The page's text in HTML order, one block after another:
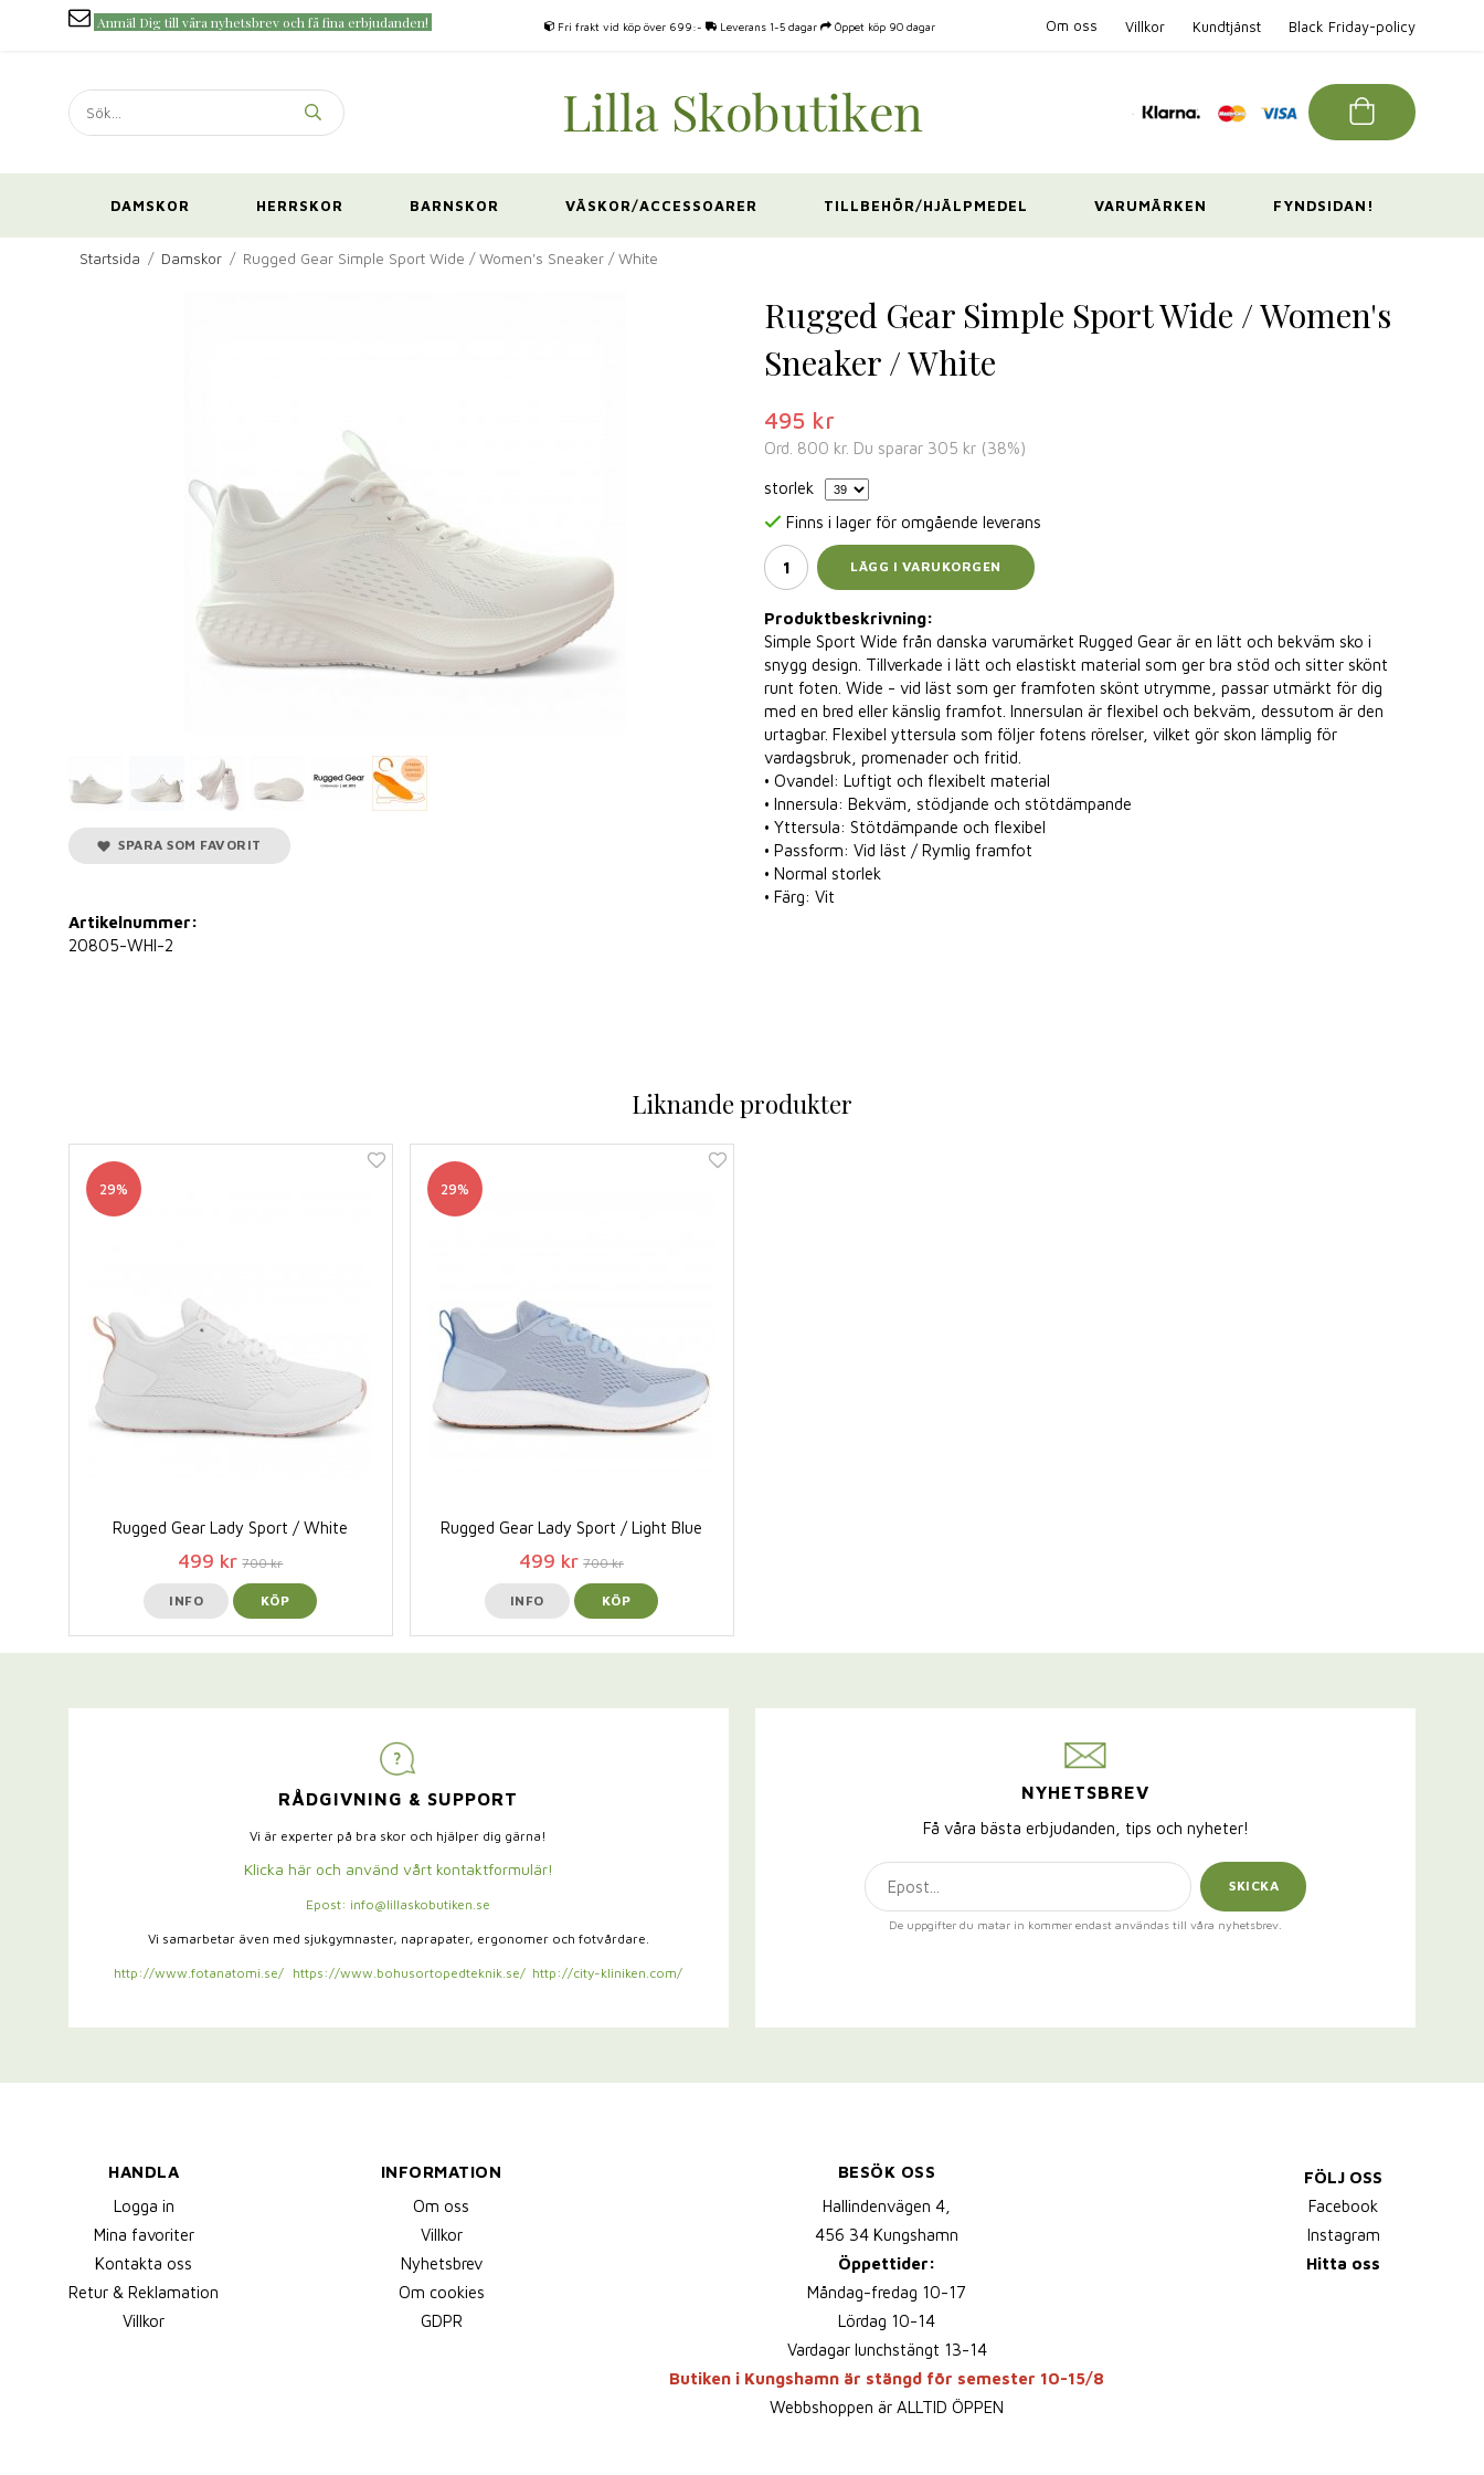
Anmäl Dig till våra nyhetsbrev och få fina erbjudanden! Fri frakt vid köp över 699:- Leverans 1-5 dagar Öppet köp 90 dagar Om oss Villkor Kundtjänst Black Friday-policy
DAMSKOR HERRSKOR BARNSKOR VÄSKOR/ACCESSOARER TILLBEHÖR/HJÄLPMEDEL VARUMÄRKEN FYNDSIDAN!
Startsida / Damskor / Rugged Gear Simple Sport Wide / Women's Sneaker / White
Rugged Gear Simple Sport Wide / Women's
Sneaker / White
495 kr
Ord. 800 kr. Du sparar 305 kr (38%)
storlek
Finns i lager för omgående leverans
LÄGG I VARUKORGEN
Produktbeskrivning:
Simple Sport Wide från danska varumärket Rugged Gear är en lätt och bekväm sko i
snygg design. Tillverkade i lätt och elastiskt material som ger bra stöd och sitter skönt
runt foten. Wide - vid läst som ger framfoten skönt utrymme, passar utmärkt för dig
med en bred eller känslig framfot. Innersulan är flexibel och bekväm, dessutom är den
urtagbar. Flexibel yttersula som följer fotens rörelser, vilket gör skon lämplig för
vardagsbruk, promenader och fritid.
• Ovandel: Luftigt och flexibelt material
• Innersula: Bekväm, stödjande och stötdämpande
• Yttersula: Stötdämpande och flexibel
• Passform: Vid läst / Rymlig framfot
• Normal storlek
• Färg: Vit
SPARA SOM FAVORIT
Artikelnummer:
20805-WHI-2
Liknande produkter
29%
Rugged Gear Lady Sport / White
499 kr 700 kr
INFO KÖP
29%
Rugged Gear Lady Sport / Light Blue
499 kr 700 kr
INFO KÖP
RÅDGIVNING & SUPPORT
Vi är experter på bra skor och hjälper dig gärna!
Klicka här och använd vårt kontaktformulär!
Epost: info@lillaskobutiken.se
Vi samarbetar även med sjukgymnaster, naprapater, ergonomer och fotvårdare.
http://www.fotanatomi.se/ https://www.bohusortopedteknik.se/ http://city-kliniken.com/
NYHETSBREV
Få våra bästa erbjudanden, tips och nyheter!
SKICKA
De uppgifter du matar in kommer endast användas till våra nyhetsbrev.
HANDLA
Logga in
Mina favoriter
Kontakta oss
Retur & Reklamation
Villkor
INFORMATION
Om oss
Villkor
Nyhetsbrev
Om cookies
GDPR
BESÖK OSS
Hallindenvägen 4,
456 34 Kungshamn
Öppettider:
Måndag-fredag 10-17
Lördag 10-14
Vardagar lunchstängt 13-14
Butiken i Kungshamn är stängd för semester 10-15/8
Webbshoppen är ALLTID ÖPPEN
FÖLJ OSS
Facebook
Instagram
Hitta oss